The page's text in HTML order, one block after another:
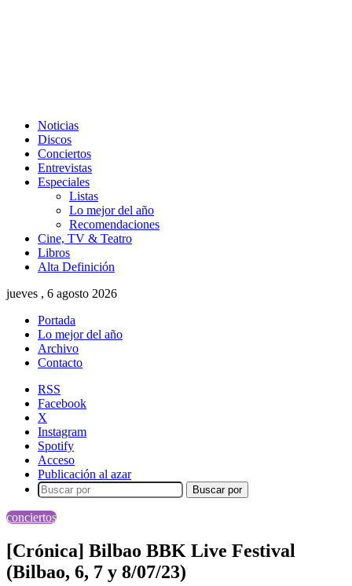
Noticias
Discos
Conciertos
Entrevistas
Especiales
Listas
Lo mejor del año
Recomendaciones
Cine, TV & Teatro
Libros
Alta Definición
jueves , 6 agosto 2026
Portada
Lo mejor del año
Archivo
Contacto
RSS
Facebook
X
Instagram
Spotify
Acceso
Publicación al azar
Buscar por
conciertos
[Crónica] Bilbao BBK Live Festival
(Bilbao, 6, 7 y 8/07/23)